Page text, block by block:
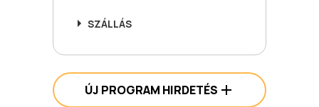
SZÁLLÁS
ÚJ PROGRAM HIRDETÉS